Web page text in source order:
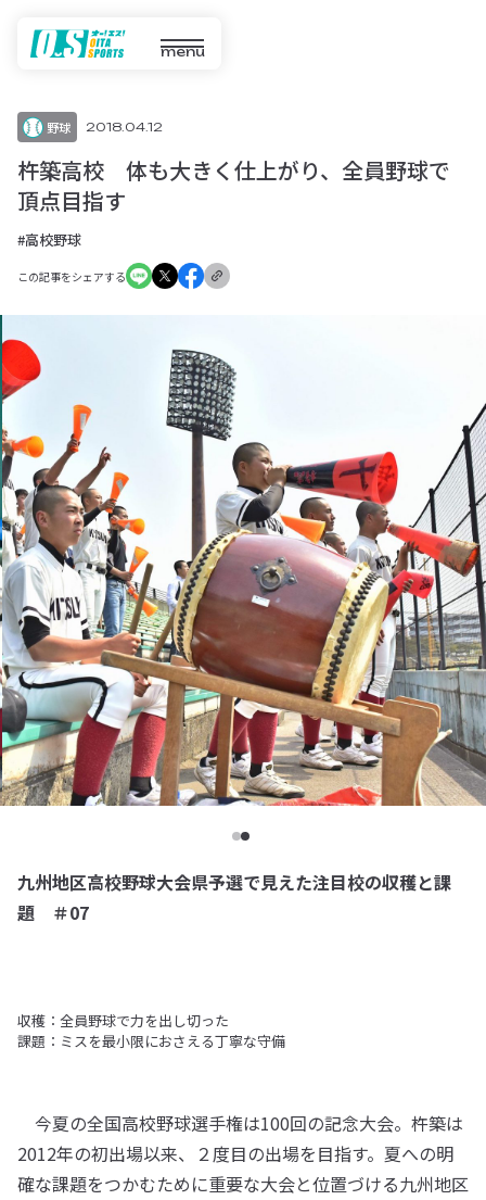
menu
野球 2018.04.12
杵築高校 体も大きく仕上がり、全員野球で
頂点目指す
#高校野球
この記事をシェアする
九州地区高校野球大会県予選で見えた注目校の収穫と課
題 ＃07
収穫：全員野球で力を出し切った
課題：ミスを最小限におさえる丁寧な守備
今夏の全国高校野球選手権は100回の記念大会。杵築は
2012年の初出場以来、２度目の出場を目指す。夏への明
確な課題をつかむために重要な大会と位置づける九州地区